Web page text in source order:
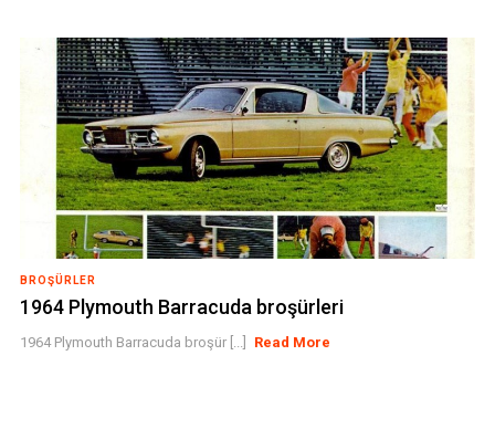
BROŞÜRLER
1964 Plymouth Barracuda broşürleri
1964 Plymouth Barracuda broşür [...] Read More